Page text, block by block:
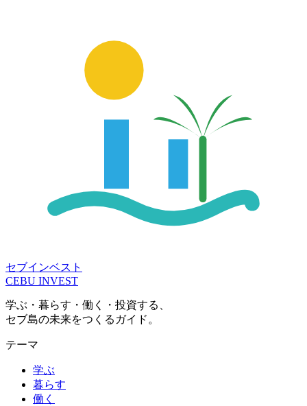
セブインベスト
CEBU INVEST
学ぶ・暮らす・働く・投資する、
セブ島の未来をつくるガイド。
テーマ
学ぶ
暮らす
働く